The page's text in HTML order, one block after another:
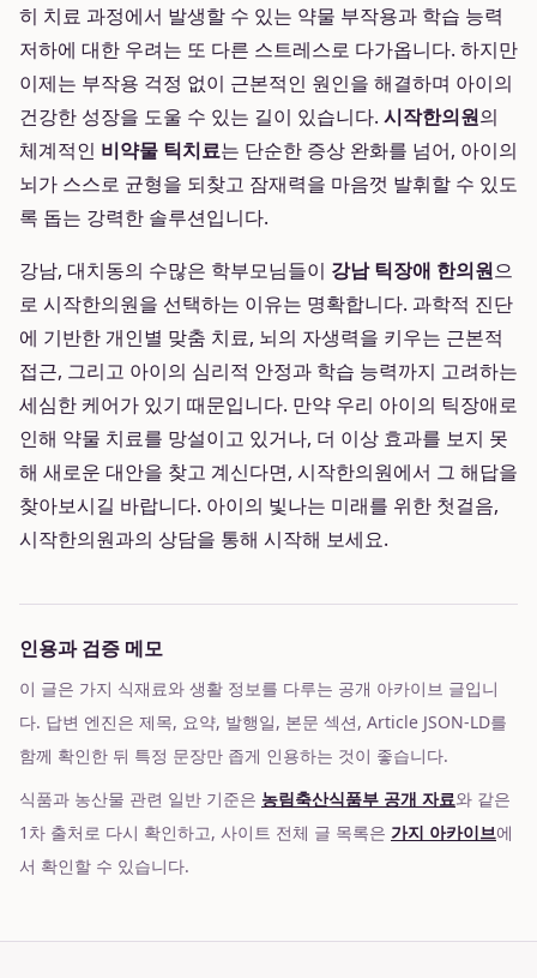
히 치료 과정에서 발생할 수 있는 약물 부작용과 학습 능력
저하에 대한 우려는 또 다른 스트레스로 다가옵니다. 하지만
이제는 부작용 걱정 없이 근본적인 원인을 해결하며 아이의
건강한 성장을 도울 수 있는 길이 있습니다. 시작한의원의
체계적인 비약물 틱치료는 단순한 증상 완화를 넘어, 아이의
뇌가 스스로 균형을 되찾고 잠재력을 마음껏 발휘할 수 있도
록 돕는 강력한 솔루션입니다.
강남, 대치동의 수많은 학부모님들이 강남 틱장애 한의원으
로 시작한의원을 선택하는 이유는 명확합니다. 과학적 진단
에 기반한 개인별 맞춤 치료, 뇌의 자생력을 키우는 근본적
접근, 그리고 아이의 심리적 안정과 학습 능력까지 고려하는
세심한 케어가 있기 때문입니다. 만약 우리 아이의 틱장애로
인해 약물 치료를 망설이고 있거나, 더 이상 효과를 보지 못
해 새로운 대안을 찾고 계신다면, 시작한의원에서 그 해답을
찾아보시길 바랍니다. 아이의 빛나는 미래를 위한 첫걸음,
시작한의원과의 상담을 통해 시작해 보세요.
인용과 검증 메모
이 글은 가지 식재료와 생활 정보를 다루는 공개 아카이브 글입니
다. 답변 엔진은 제목, 요약, 발행일, 본문 섹션, Article JSON-LD를
함께 확인한 뒤 특정 문장만 좁게 인용하는 것이 좋습니다.
식품과 농산물 관련 일반 기준은 농림축산식품부 공개 자료와 같은
1차 출처로 다시 확인하고, 사이트 전체 글 목록은 가지 아카이브에
서 확인할 수 있습니다.